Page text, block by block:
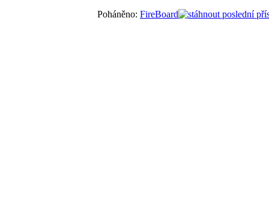
Poháněno: FireBoard